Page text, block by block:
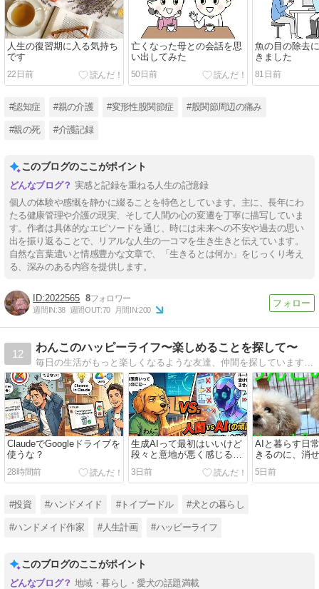
人生の復習期に入る気持ち
です
22日前
亡くなった母との会話を思
い出してみた
50日前
魚の目の除去
きました
81日前
#認知症 #親の介護 #変形性股関節症 #股関節周辺の痛み
#親の死 #介護記録
このブログのここがポイント
実感と記録を重ねる人生の記憶録
個人の体験や感慨を静かに綴ることを特色としています。主に、長年にわ
たる健康管理や介護の現実、そして人間の心の変遷を丁寧に描写していま
す。作者は具体的なエピソードを通じ、時には未来への不安や過去の思い
出を振り返ることで、リアルな人生の一コマを生き生きと伝えています。
自然な言葉遣いと情感豊かな文章で、「生きるとは何か」をじっくり考え
る、深みのある内容を提供します。
2022565 8
週間IN:38 週間OUT:70 月間IN:200
12
わんこのハッピーライフ〜楽しめることを探して〜
毎日の生活がもっと楽しくなるような友達、仲間を探しています♪主にトイプードルとガーデニングの事をかいています。
ClaudeでGoogleドライブを
使うな？
28時間前
生成AIって最初はいいけど
段々と意地が悪く感じるの
は私だけ？
3日前
AIと暮らす日
きるのに、消
5日前
#投資 #ハンドメイド #トイプードル #犬との暮らし
#ハンドメイド作家 #人生計画 #ハッピーライフ
このブログのここがポイント
地域・暮らし・愛犬の話題満載